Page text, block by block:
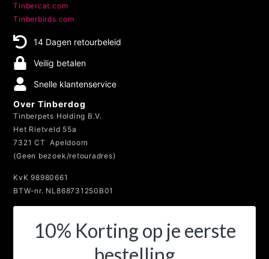
Onze andere shops:
Tinbercat.com
Tinberbirds.com
Veilig betalen
Snelle klantenservice
Over Tinberdog
Tinberpets Holding B.V.
7321 CT Apeldoorn
(Geen bezoek/retouradres)
BTW-nr. NL868731250B01